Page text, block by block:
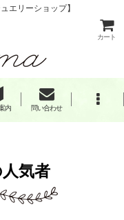
エリーショップ】
カート
内 問い合わせ
気者